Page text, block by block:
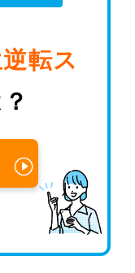
逆転ス